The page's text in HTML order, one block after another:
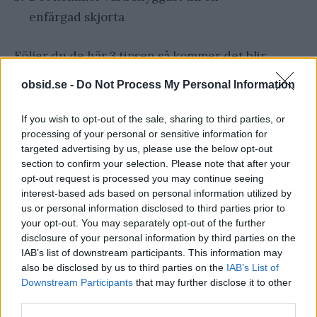
obsid.se - Do Not Process My Personal Information
If you wish to opt-out of the sale, sharing to third parties, or
processing of your personal or sensitive information for
targeted advertising by us, please use the below opt-out
section to confirm your selection. Please note that after your
opt-out request is processed you may continue seeing
interest-based ads based on personal information utilized by
us or personal information disclosed to third parties prior to
your opt-out. You may separately opt-out of the further
disclosure of your personal information by third parties on the
IAB’s list of downstream participants. This information may
also be disclosed by us to third parties on the IAB’s List of
Downstream Participants that may further disclose it to other
enfärgad skjorta
Följer du de här 3 tipsen så kommer det blir
riktigt snyggt!
Artikeln innehåller reklamlänkar som hjälper oss
att driva magasinet. Läs mer här.
TAGGAR Outfits